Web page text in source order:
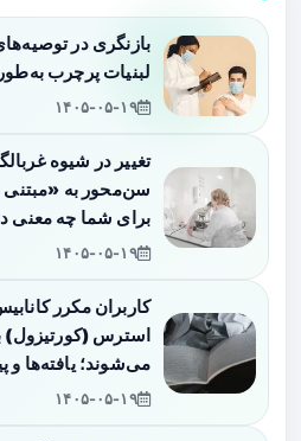
بازنگری در
لبنیات پرچرب
۱۴۰۵-۰۵-۱۹
تغییر در شیوه
سن‌محور به «مبتنی
برای شما چه معنی
۱۴۰۵-۰۵-۱۹
کاربران مکرر
استرس (کورتیزول)
می‌شوند؛ یافته‌ها و
۱۴۰۵-۰۵-۱۹